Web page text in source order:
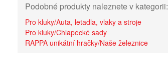
Podobné produkty naleznete v kategorii:
Pro kluky/Auta, letadla, vlaky a stroje
Pro kluky/Chlapecké sady
RAPPA unikátní hračky/Naše železnice